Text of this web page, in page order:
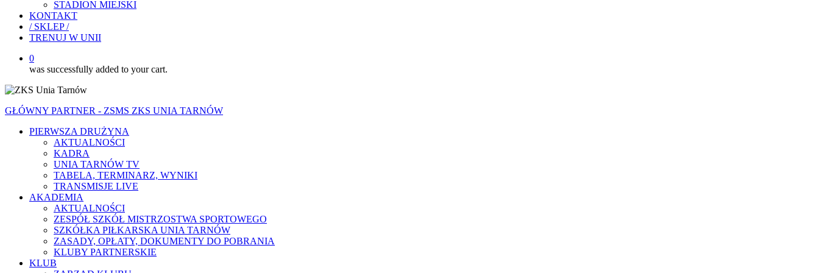
STADION MIEJSKI
KONTAKT
/ SKLEP /
TRENUJ W UNII
0
was successfully added to your cart.
GŁÓWNY PARTNER - ZSMS ZKS UNIA TARNÓW
PIERWSZA DRUŻYNA
AKTUALNOŚCI
KADRA
UNIA TARNÓW TV
TABELA, TERMINARZ, WYNIKI
TRANSMISJE LIVE
AKADEMIA
AKTUALNOŚCI
ZESPÓŁ SZKÓŁ MISTRZOSTWA SPORTOWEGO
SZKÓŁKA PIŁKARSKA UNIA TARNÓW
ZASADY, OPŁATY, DOKUMENTY DO POBRANIA
KLUBY PARTNERSKIE
KLUB